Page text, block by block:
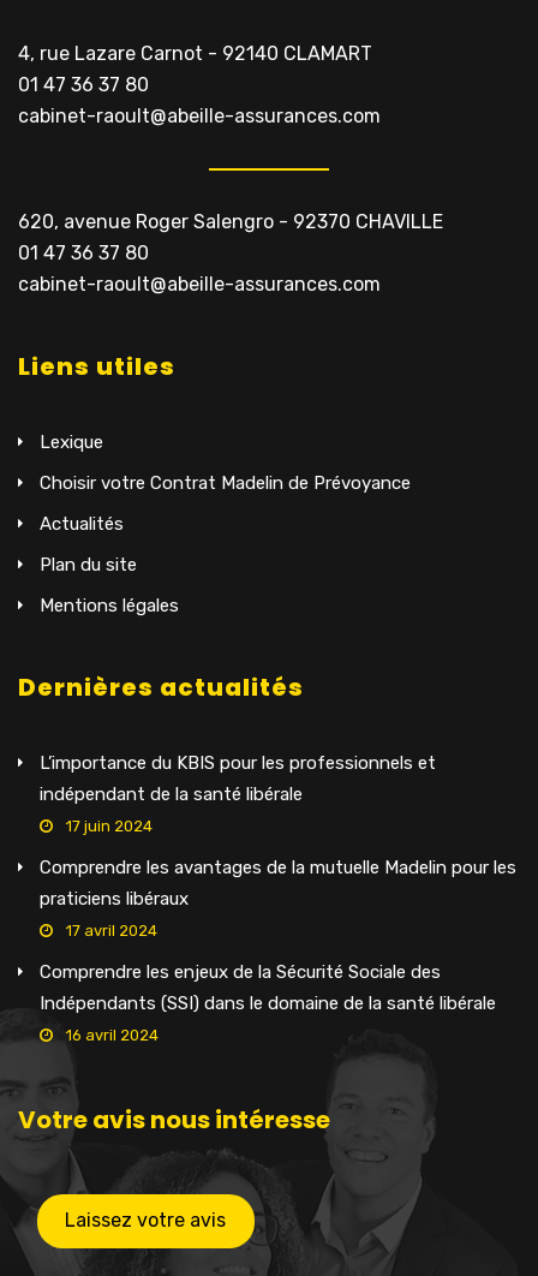
4, rue Lazare Carnot - 92140 CLAMART
01 47 36 37 80
cabinet-raoult@abeille-assurances.com
620, avenue Roger Salengro - 92370 CHAVILLE
01 47 36 37 80
cabinet-raoult@abeille-assurances.com
Liens utiles
Lexique
Choisir votre Contrat Madelin de Prévoyance
Actualités
Plan du site
Mentions légales
Dernières actualités
L’importance du KBIS pour les professionnels et
indépendant de la santé libérale
17 juin 2024
Comprendre les avantages de la mutuelle Madelin pour les
praticiens libéraux
17 avril 2024
Comprendre les enjeux de la Sécurité Sociale des
Indépendants (SSI) dans le domaine de la santé libérale
16 avril 2024
Votre avis nous intéresse
Laissez votre avis